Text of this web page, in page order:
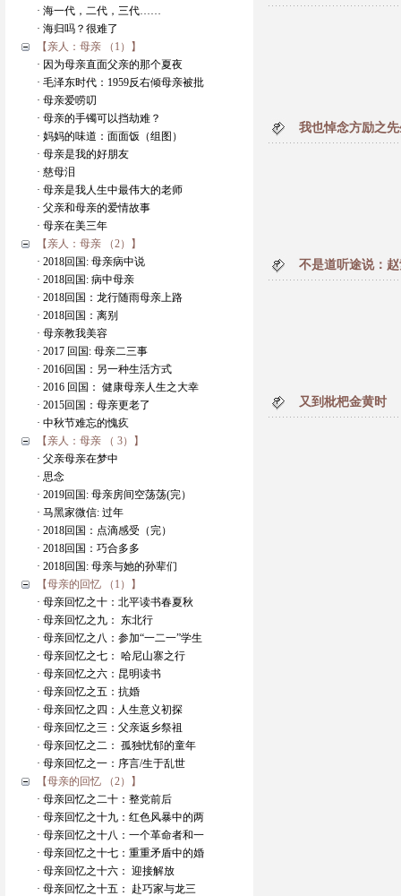
· 海一代，二代，三代……
· 海归吗？很难了
【亲人：母亲 （1）】
· 因为母亲直面父亲的那个夏夜
· 毛泽东时代：1959反右倾母亲被批
· 母亲爱唠叨
· 母亲的手镯可以挡劫难？
· 妈妈的味道：面面饭（组图）
· 母亲是我的好朋友
· 慈母泪
· 母亲是我人生中最伟大的老师
· 父亲和母亲的爱情故事
· 母亲在美三年
【亲人：母亲 （2）】
· 2018回国: 母亲病中说
· 2018回国: 病中母亲
· 2018回国：龙行随雨母亲上路
· 2018回国：离别
· 母亲教我美容
· 2017 回国: 母亲二三事
· 2016回国：另一种生活方式
· 2016 回国： 健康母亲人生之大幸
· 2015回国：母亲更老了
· 中秋节难忘的愧疚
【亲人：母亲 （ 3）】
· 父亲母亲在梦中
· 思念
· 2019回国: 母亲房间空荡荡(完）
· 马黑家微信: 过年
· 2018回国：点滴感受（完）
· 2018回国：巧合多多
· 2018回国: 母亲与她的孙辈们
【母亲的回忆 （1）】
· 母亲回忆之十：北平读书春夏秋
· 母亲回忆之九： 东北行
· 母亲回忆之八：参加“一二一”学生
· 母亲回忆之七： 哈尼山寨之行
· 母亲回忆之六：昆明读书
· 母亲回忆之五：抗婚
· 母亲回忆之四：人生意义初探
· 母亲回忆之三：父亲返乡祭祖
· 母亲回忆之二： 孤独忧郁的童年
· 母亲回忆之一：序言/生于乱世
【母亲的回忆 （2）】
· 母亲回忆之二十：整党前后
· 母亲回忆之十九：红色风暴中的两
· 母亲回忆之十八：一个革命者和一
· 母亲回忆之十七：重重矛盾中的婚
· 母亲回忆之十六： 迎接解放
· 母亲回忆之十五： 赴巧家与龙三
我也悼念方励之
不是道听途说：
又到枇杷金黄时